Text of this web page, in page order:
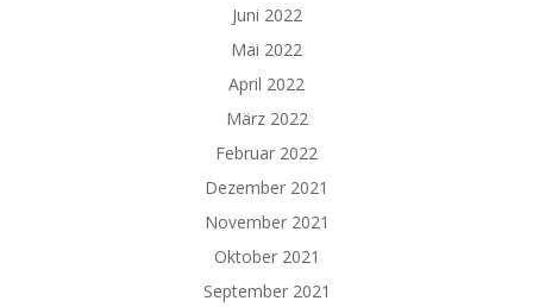
Juni 2022
Mai 2022
April 2022
März 2022
Februar 2022
Dezember 2021
November 2021
Oktober 2021
September 2021